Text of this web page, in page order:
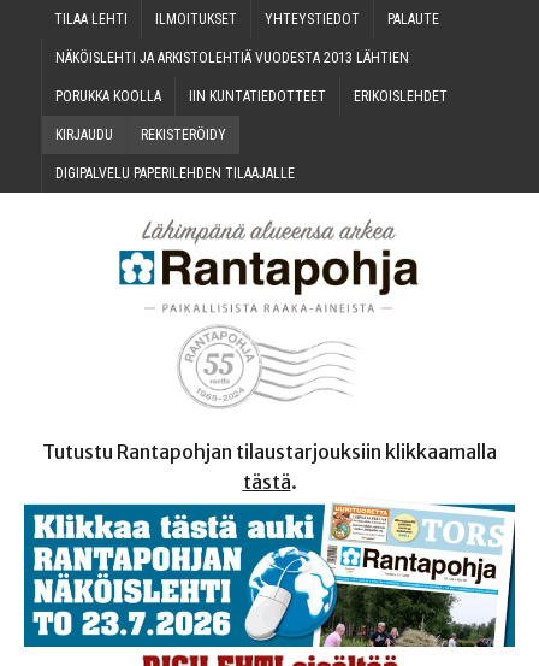
TILAA LEH­TI ILMOI­TUK­SET YHTEYS­TIE­DOT PALAU­TE
NÄKÖIS­LEH­TI JA ARKIS­TO­LEH­TIÄ VUO­DES­TA 2013 LÄHTIEN
PORUK­KA KOOLLA IIN KUN­TA­TIE­DOT­TEET ERI­KOIS­LEH­DET
KIR­JAU­DU REKIS­TE­RÖI­DY
DIGI­PAL­VE­LU PAPE­RI­LEH­DEN TILAAJALLE
Tutustu Rantapohjan tilaustarjouksiin klikkaamalla
tästä.